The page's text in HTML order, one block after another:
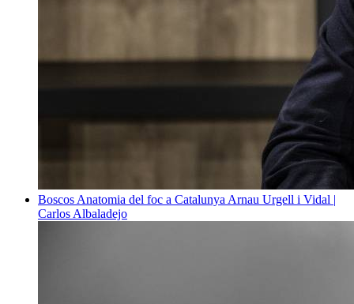
Boscos Anatomia del foc a Catalunya Arnau Urgell i Vidal |
Carlos Albaladejo